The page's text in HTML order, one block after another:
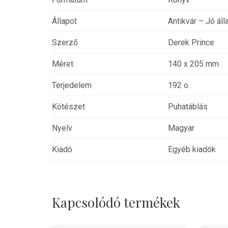
Állapot Antikvár – Jó
Szerző Derek Prince
Méret 140 x 205 mm
Terjedelem 192 o.
Kötészet Puhatáblás
Nyelv Magyar
Kiadó Egyéb kiadók
Kapcsolódó termékek